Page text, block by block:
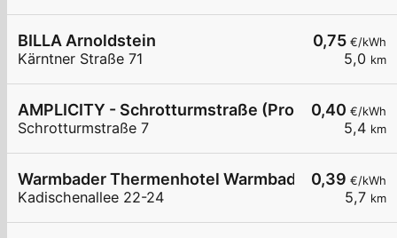
0,75 €/kWh
5,0 km
BILLA Arnoldstein
Kärntner Straße 71
0,40 €/kWh
5,4 km
AMPLICITY - Schrotturmstraße (Probst GmbH)
Schrotturmstraße 7
0,39 €/kWh
5,7 km
Warmbader Thermenhotel Warmbad-Villach
Kadischenallee 22-24